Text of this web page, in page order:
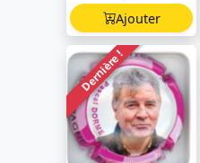
Ajouter
Dernière !